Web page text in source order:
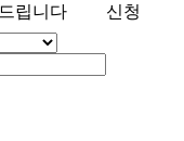
립니다
신청